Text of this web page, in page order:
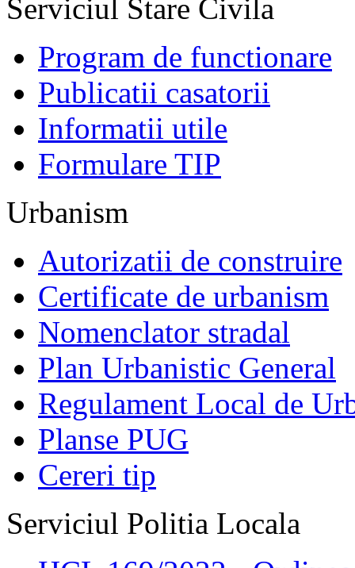
Serviciul Stare Civila
Program de functionare
Publicatii casatorii
Informatii utile
Formulare TIP
Urbanism
Autorizatii de construire
Certificate de urbanism
Nomenclator stradal
Plan Urbanistic General
Regulament Local de
Planse PUG
Cereri tip
Serviciul Politia Locala